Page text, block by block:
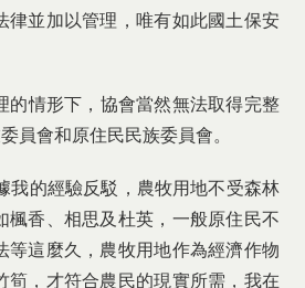
律並加以管理，唯有如此國土保安
情形下，協會當然無法取得完整
員會和原住民民族委員會。
我的經驗反駁，農牧用地不受森林
香、相思及杜英，一般原住民不
這麼久，農牧用地作為經濟作物
，才符合農民的現實所需，我在